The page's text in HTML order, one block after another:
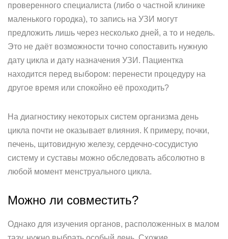
проверенного специалиста (либо о частной клинике
маленького городка), то запись на УЗИ могут
предложить лишь через несколько дней, а то и недель.
Это не даёт возможности точно сопоставить нужную
дату цикла и дату назначения УЗИ. Пациентка
находится перед выбором: перенести процедуру на
другое время или спокойно её проходить?
На диагностику некоторых систем организма день
цикла почти не оказывает влияния. К примеру, почки,
печень, щитовидную железу, сердечно-сосудистую
систему и суставы можно обследовать абсолютно в
любой момент менструального цикла.
Можно ли совместить?
Однако для изучения органов, расположенных в малом